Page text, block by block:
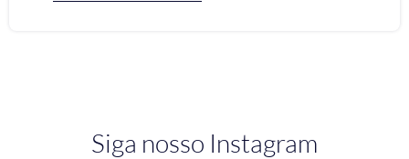
Siga nosso Instagram